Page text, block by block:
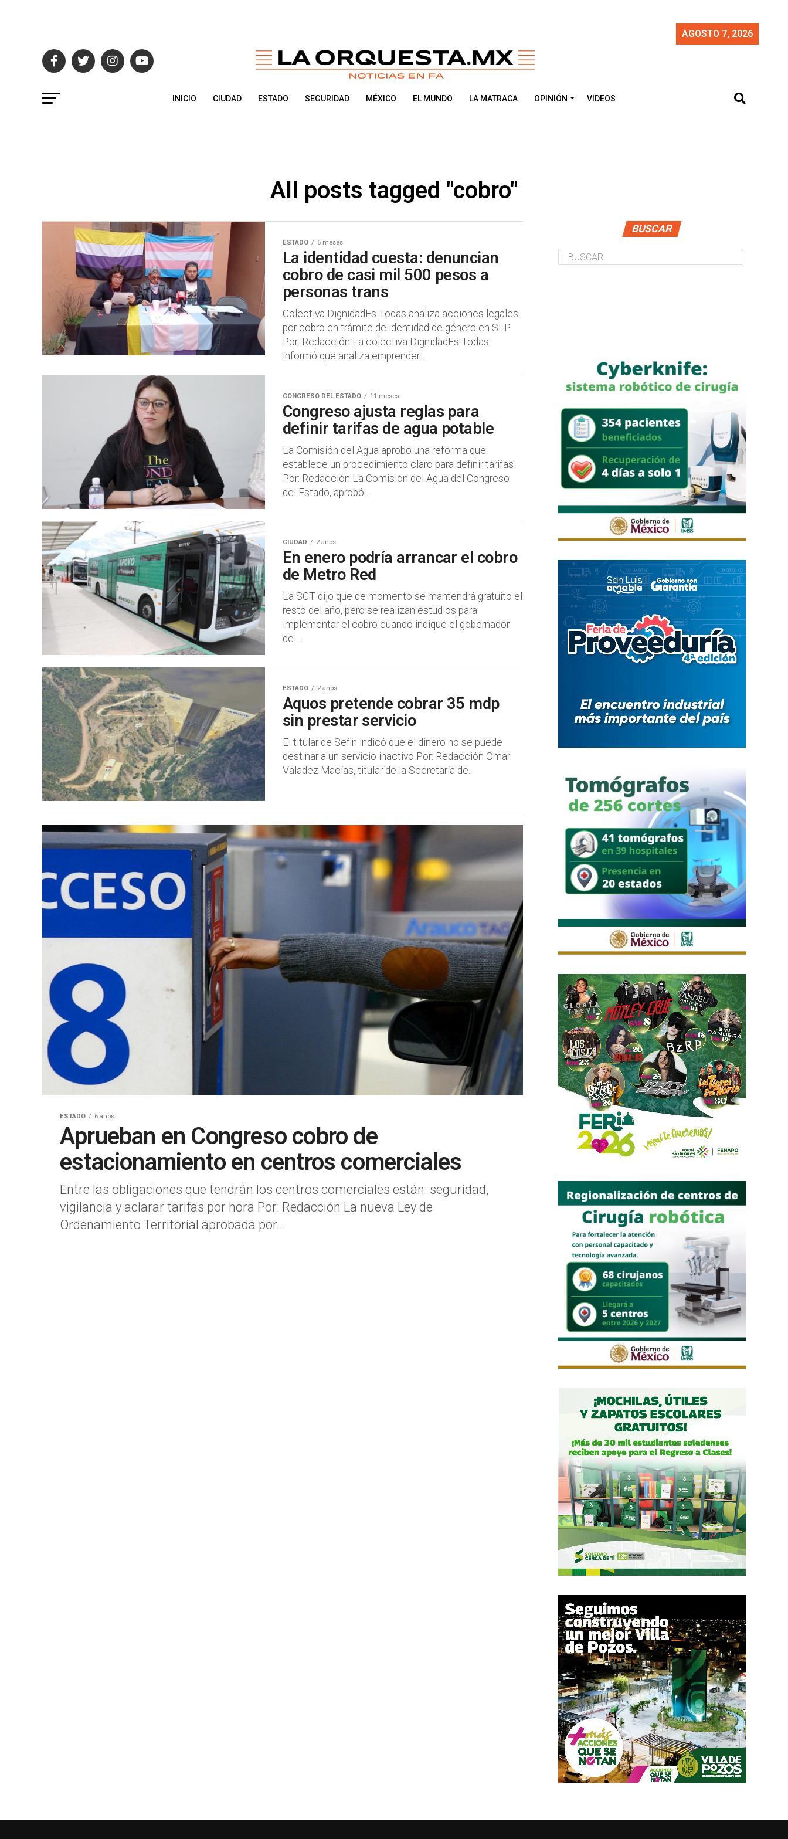
AGOSTO 7, 2026
INICIO CIUDAD ESTADO SEGURIDAD MÉXICO EL MUNDO LA MATRACA OPINIÓN VIDEOS
All posts tagged "cobro"
ESTADO 6 meses
La identidad cuesta: denuncian
cobro de casi mil 500 pesos a
personas trans
Colectiva DignidadEs Todas analiza acciones legales
por cobro en trámite de identidad de género en SLP
Por: Redacción La colectiva DignidadEs Todas
informó que analiza emprender...
CONGRESO DEL ESTADO 11 meses
Congreso ajusta reglas para
definir tarifas de agua potable
La Comisión del Agua aprobó una reforma que
establece un procedimiento claro para definir tarifas
Por: Redacción La Comisión del Agua del Congreso
del Estado, aprobó...
CIUDAD 2 años
En enero podría arrancar el cobro
de Metro Red
La SCT dijo que de momento se mantendrá gratuito el
resto del año, pero se realizan estudios para
implementar el cobro cuando indique el gobernador
del...
ESTADO 2 años
Aquos pretende cobrar 35 mdp
sin prestar servicio
El titular de Sefin indicó que el dinero no se puede
destinar a un servicio inactivo Por: Redacción Omar
Valadez Macías, titular de la Secretaría de...
ESTADO 6 años
Aprueban en Congreso cobro de
estacionamiento en centros comerciales
Entre las obligaciones que tendrán los centros comerciales están: seguridad,
vigilancia y aclarar tarifas por hora Por: Redacción La nueva Ley de
Ordenamiento Territorial aprobada por...
BUSCAR